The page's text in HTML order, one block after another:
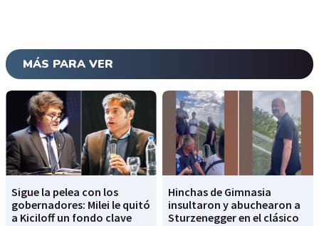
MÁS PARA VER
Sigue la pelea con los
gobernadores: Milei le quitó
a Kiciloff un fondo clave
Hinchas de Gimnasia
insultaron y abuchearon a
Sturzenegger en el clásico